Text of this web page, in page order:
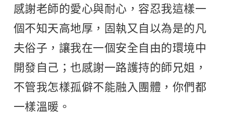
感謝老師的愛心與耐心，容忍我這樣一
個不知天高地厚，固執又自以為是的凡
夫俗子，讓我在一個安全自由的環境中
開發自己；也感謝一路護持的師兄姐，
不管我怎樣孤僻不能融入團體，你們都
一樣溫暖。